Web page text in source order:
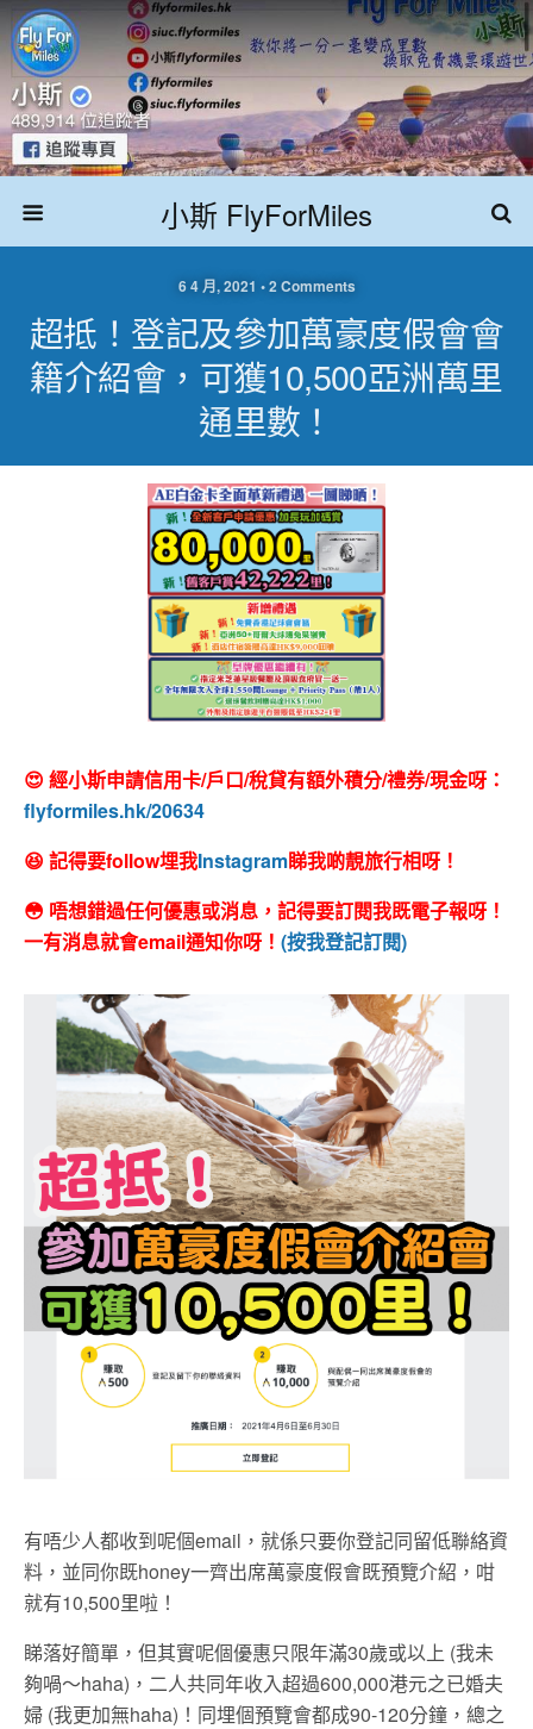
小斯 FlyForMiles
6 4 月, 2021 • 2 Comments
超抵！登記及參加萬豪度假會會
籍介紹會，可獲10,500亞洲萬里
通里數！
😍 經小斯申請信用卡/戶口/稅貸有額外積分/禮券/現金呀：
flyformiles.hk/20634
😆 記得要follow埋我Instagram睇我啲靚旅行相呀！
😳 唔想錯過任何優惠或消息，記得要訂閱我既電子報呀！
一有消息就會email通知你呀！ (按我登記訂閱)
有唔少人都收到呢個email，就係只要你登記同留低聯絡資
料，並同你既honey一齊出席萬豪度假會既預覽介紹，咁
就有10,500里啦！
睇落好簡單，但其實呢個優惠只限年滿30歲或以上 (我未
夠喎～haha)，二人共同年收入超過600,000港元之已婚夫
婦 (我更加無haha)！同埋個預覽會都成90-120分鐘，總之